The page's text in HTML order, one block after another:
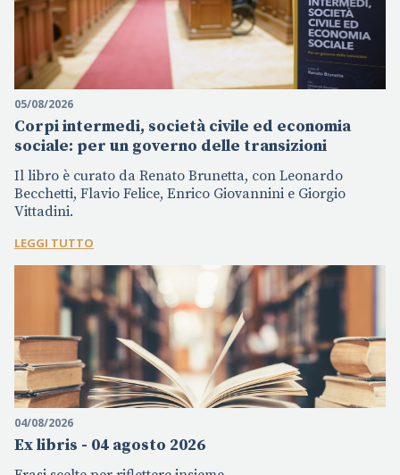
05/08/2026
Corpi intermedi, società civile ed economia
sociale: per un governo delle transizioni
Il libro è curato da Renato Brunetta, con Leonardo
Becchetti, Flavio Felice, Enrico Giovannini e Giorgio
Vittadini.
LEGGI TUTTO
04/08/2026
Ex libris - 04 agosto 2026